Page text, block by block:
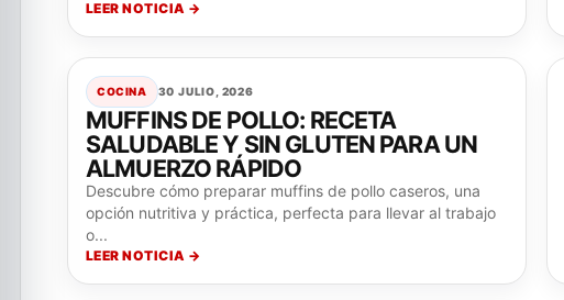
LEER NOTICIA →
COCINA 30 JULIO, 2026
MUFFINS DE POLLO: RECETA
SALUDABLE Y SIN GLUTEN PARA UN
ALMUERZO RÁPIDO
Descubre cómo preparar muffins de pollo caseros, una
opción nutritiva y práctica, perfecta para llevar al trabajo
o...
LEER NOTICIA →